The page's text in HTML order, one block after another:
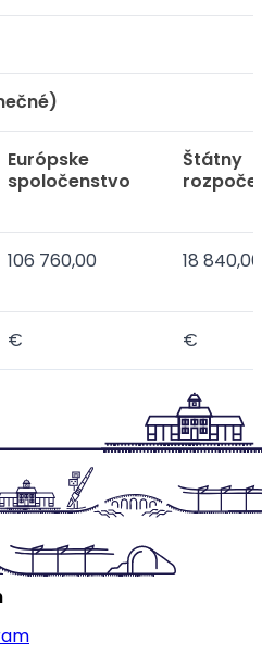
Európske
spoločenstvo
Štátny
106 760,00 18 840,00
€ €